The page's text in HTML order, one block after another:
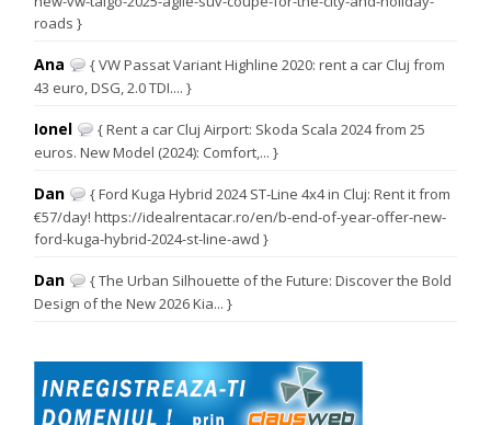
roads }
Ana
{ VW Passat Variant Highline 2020: rent a car Cluj from
43 euro, DSG, 2.0 TDI.... }
Ionel
{ Rent a car Cluj Airport: Skoda Scala 2024 from 25
euros. New Model (2024): Comfort,... }
Dan
{ Ford Kuga Hybrid 2024 ST-Line 4x4 in Cluj: Rent it from
€57/day! https://idealrentacar.ro/en/b-end-of-year-offer-new-
ford-kuga-hybrid-2024-st-line-awd }
Dan
{ The Urban Silhouette of the Future: Discover the Bold
Design of the New 2026 Kia... }